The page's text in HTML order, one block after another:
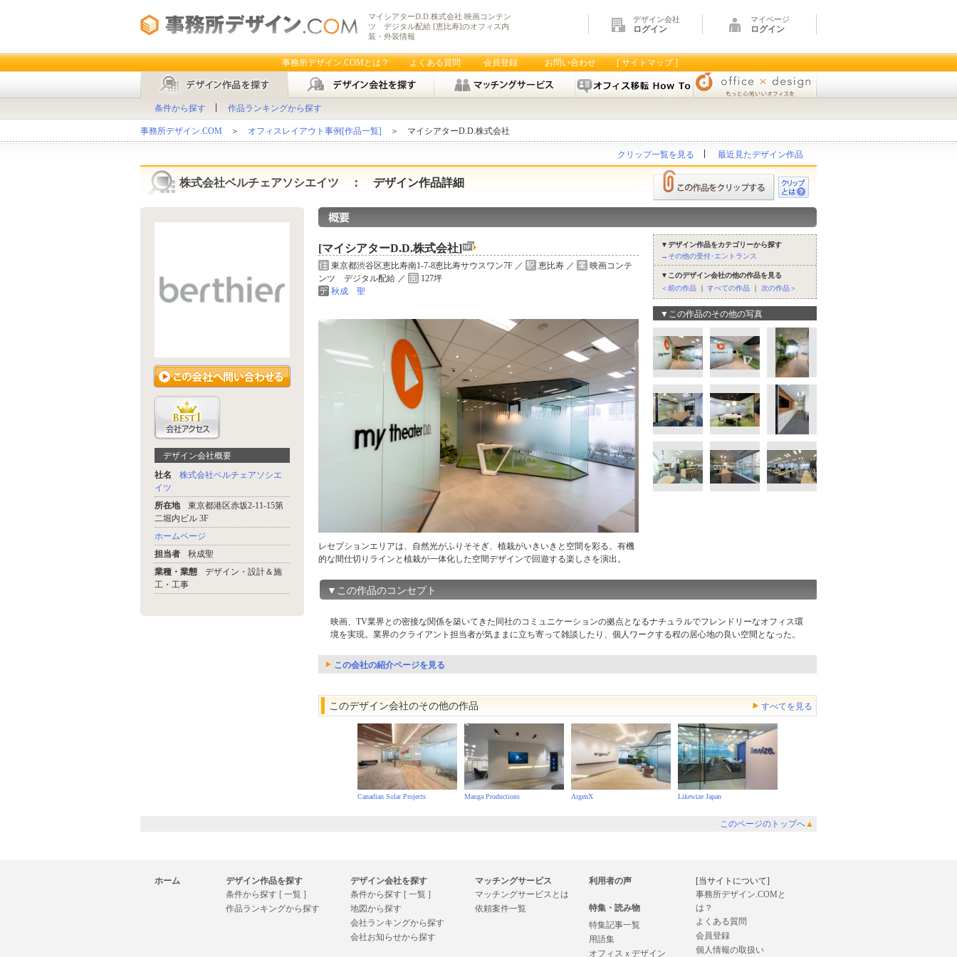
マイシアターD.D.株式会社 映画コンテン
ツ デジタル配給 [恵比寿]のオフィス内
装・外装情報
デザイン会社
ログイン
マイページ
ログイン
事務所デザイン.COMとは？ よくある質問 会員登録 お問い合わせ [ サイトマップ ]
条件から探す 作品ランキングから探す
事務所デザイン.COM ＞ オフィスレイアウト事例[作品一覧] ＞ マイシアターD.D.株式会社
クリップ一覧を見る 最近見たデザイン作品
株式会社ベルチェアソシエイツ ： デザイン作品詳細
デザイン会社概要
社名
株式会社ベルチェアソシエ
イツ
所在地
東京都港区赤坂2-11-15第
二堀内ビル 3F
ホームページ
担当者
秋成聖
業種・業態
デザイン・設計＆施
工・工事
[マイシアターD.D.株式会社]
東京都渋谷区恵比寿南1-7-8恵比寿サウスワン7F ／ 恵比寿 ／
映画コンテ
ンツ デジタル配給 ／
127坪
秋成 聖
レセプションエリアは、自然光がふりそそぎ、植栽がいきいきと空間を彩る。有機
的な間仕切りラインと植栽が一体化した空間デザインで回遊する楽しさを演出。
▼デザイン作品をカテゴリーから探す
→その他の受付･エントランス
▼このデザイン会社の他の作品を見る
＜前の作品 ｜ すべての作品 ｜ 次の作品＞
▼この作品のその他の写真
▼この作品のコンセプト
映画、TV業界との密接な関係を築いてきた同社のコミュニケーションの拠点となるナチュラルでフレンドリーなオフィス環
境を実現。業界のクライアント担当者が気ままに立ち寄って雑談したり、個人ワークする程の居心地の良い空間となった。
この会社の紹介ページを見る
このデザイン会社のその他の作品 すべてを見る
Canadian Solar Projects Manga Productions ArgenX Likewize Japan
このページのトップへ▲
ホーム
デザイン作品を探す
条件から探す [ 一覧 ]
作品ランキングから探す
デザイン会社を探す
条件から探す [ 一覧 ]
地図から探す
会社ランキングから探す
会社お知らせから探す
マッチングサービス
マッチングサービスとは
依頼案件一覧
利用者の声
特集・読み物
特集記事一覧
用語集
オフィスｘデザイン
[当サイトについて]
事務所デザイン.COMと
は？
よくある質問
会員登録
個人情報の取扱い